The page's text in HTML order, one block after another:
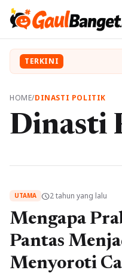
TERKINI
HOME/DINASTI POLITIK
Dinasti
UTAMA schedule2 tahun yang lalu
Mengapa
Pantas
Menyoroti